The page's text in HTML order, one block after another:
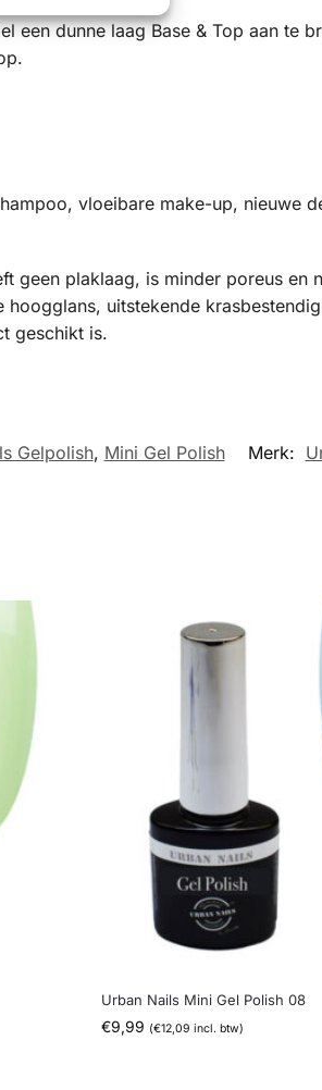
een dunne laag Base & Top aan te
vloeibare make-up, nieuwe
geen plaklaag, is minder poreus en
uitstekende
geschikt is.
Gelpolish, Mini Gel Polish Merk:
Urban Nails Mini Gel Polish 08
€9,99 (€12,09 incl. btw)